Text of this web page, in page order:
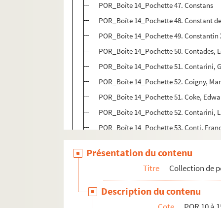
POR_Boîte 14_Pochette 47. Constans
POR_Boîte 14_Pochette 48. Constant
POR_Boîte 14_Pochette 49.
POR_Boîte 14_Pochette 50. Contades,
POR_Boîte 14_Pochette 51. Contarini,
POR_Boîte 14_Pochette 52. Coigny,
POR_Boîte 14_Pochette 51. Coke,
POR_Boîte 14_Pochette 52. Contarini,
POR_Boîte 14_Pochette 53. Conti,
POR_Boîte 14_Pochette 54. Conti,
POR_Boîte 14_Pochette 55. Conway,
POR_Boîte 14_Pochette 56. Cook,
POR_Boîte 14_Pochette 57. Cooper,
POR_Boîte 14_Pochette 58. Cooper,
Présentation du contenu
Titre Collection de
Description du contenu